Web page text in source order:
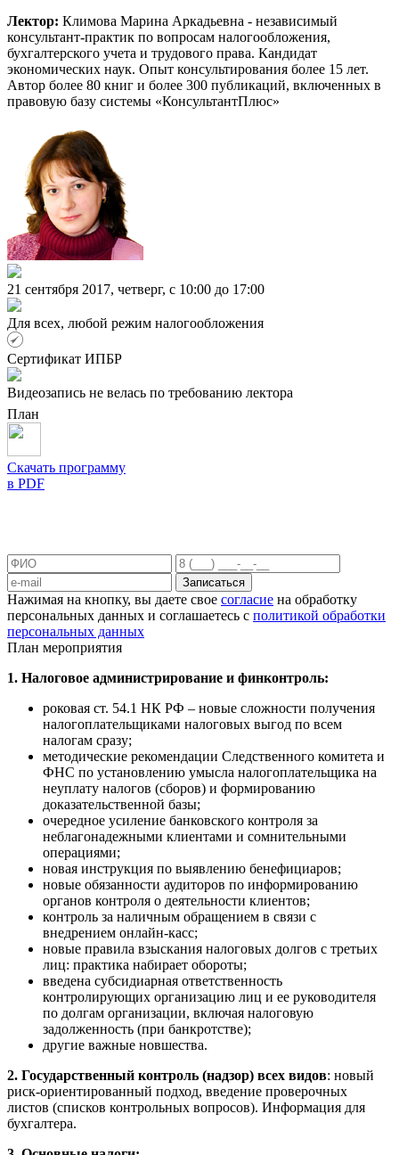
Лектор: Климова Марина Аркадьевна - независимый
консультант-практик по вопросам налогообложения,
бухгалтерского учета и трудового права. Кандидат
экономических наук. Опыт консультирования более 15 лет.
Автор более 80 книг и более 300 публикаций, включенных в
правовую базу системы «КонсультантПлюс»
21 сентября 2017, четверг, c 10:00 до 17:00
Для всех, любой режим налогообложения
Сертификат ИПБР
Видеозапись не велась по требованию лектора
План
Скачать программу
в PDF
Записаться
Нажимая на кнопку, вы даете свое согласие на обработку
персональных данных и соглашаетесь с политикой обработки
персональных данных
План мероприятия
1. Налоговое администрирование и финконтроль:
роковая ст. 54.1 НК РФ – новые сложности получения
налогоплательщиками налоговых выгод по всем
налогам сразу;
методические рекомендации Следственного комитета и
ФНС по установлению умысла налогоплательщика на
неуплату налогов (сборов) и формированию
доказательственной базы;
очередное усиление банковского контроля за
неблагонадежными клиентами и сомнительными
операциями;
новая инструкция по выявлению бенефициаров;
новые обязанности аудиторов по информированию
органов контроля о деятельности клиентов;
контроль за наличным обращением в связи с
внедрением онлайн-касс;
новые правила взыскания налоговых долгов с третьих
лиц: практика набирает обороты;
введена субсидиарная ответственность
контролирующих организацию лиц и ее руководителя
по долгам организации, включая налоговую
задолженность (при банкротстве);
другие важные новшества.
2. Государственный контроль (надзор) всех видов: новый
риск-ориентированный подход, введение проверочных
листов (списков контрольных вопросов). Информация для
бухгалтера.